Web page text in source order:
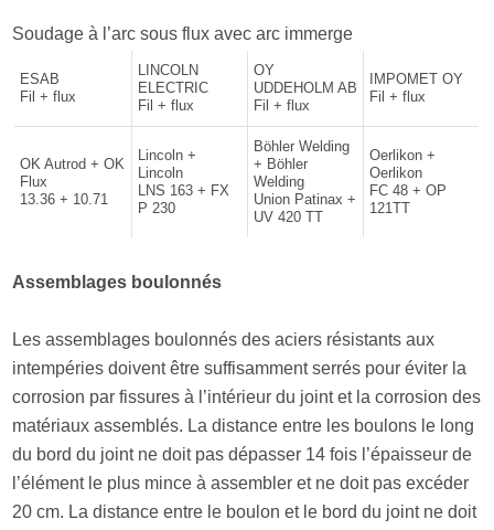
Soudage à l’arc sous flux avec arc immerge
ESAB
Fil + flux
LINCOLN
ELECTRIC
Fil + flux
OY
UDDEHOLM AB
Fil + flux
IMPOMET OY
Fil + flux
OK Autrod + OK
Flux
13.36 + 10.71
Lincoln +
Lincoln
LNS 163 + FX
P 230
Böhler Welding
+ Böhler
Welding
Union Patinax +
UV 420 TT
Oerlikon +
Oerlikon
FC 48 + OP
121TT
Assemblages boulonnés
Les assemblages boulonnés des aciers résistants aux
intempéries doivent être suffisamment serrés pour éviter la
corrosion par fissures à l’intérieur du joint et la corrosion des
matériaux assemblés. La distance entre les boulons le long
du bord du joint ne doit pas dépasser 14 fois l’épaisseur de
l’élément le plus mince à assembler et ne doit pas excéder
20 cm. La distance entre le boulon et le bord du joint ne doit